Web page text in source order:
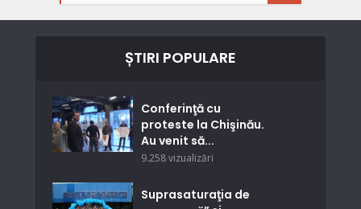
ȘTIRI POPULARE
Conferinţă cu
proteste la Chişinău.
Au venit să...
9.258 vizualizări
Suprasaturaţia de